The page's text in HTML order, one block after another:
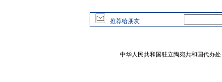
推荐给朋友
中华人民共和国驻立陶宛共和国代办处